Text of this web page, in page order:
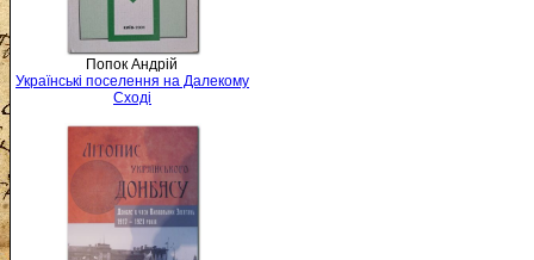
Попок Андрій
Українські поселення на Далекому
Сході